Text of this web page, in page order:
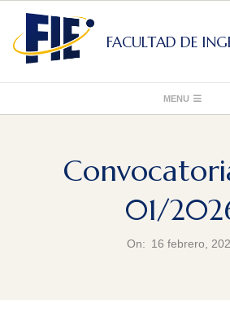
content
FACULTAD DE
Navigation
MENU
01/
On: 16 febrero,